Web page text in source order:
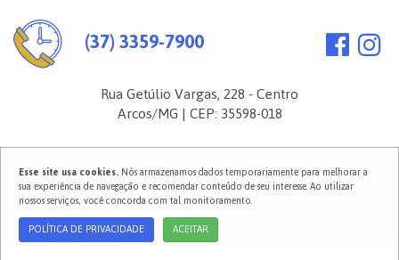
(37) 3359-7900
Rua Getúlio Vargas, 228 - Centro
Arcos/MG | CEP: 35598-018
2026 ©Prefeitura Municipal de Arcos. Todos os direitos reservados.
Política de Privacidade
Esse site usa cookies.Nós armazenamos dados temporariamente para melhorar a
sua experiência de navegação e recomendar conteúdo de seu interesse. Ao utilizar
nossos serviços, você concorda com tal monitoramento.
POLÍTICA DE PRIVACIDADE
ACEITAR